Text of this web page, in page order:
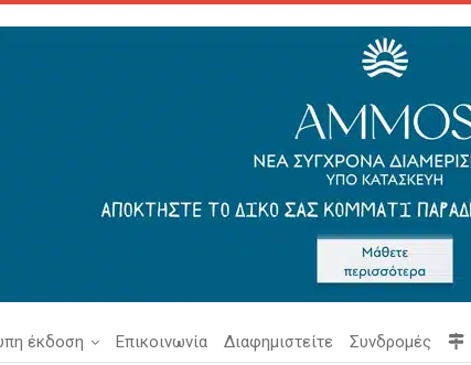
έκδοση Επικοινωνία Διαφημιστείτε Συνδρομές